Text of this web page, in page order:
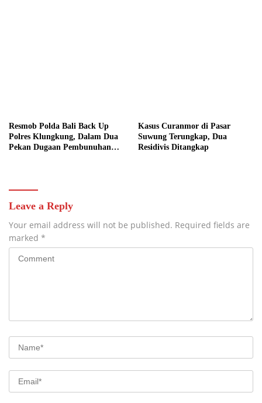
Resmob Polda Bali Back Up
Polres Klungkung, Dalam Dua
Pekan Dugaan Pembunuhan
Kasus Curanmor di Pasar
Suwung Terungkap, Dua
Residivis Ditangkap
Leave a Reply
Your email address will not be published. Required fields are
marked *